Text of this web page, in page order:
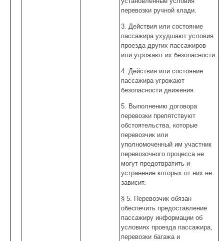
перевозки ручной клади.
3. Действия или состояние
пассажира ухудшают условия
проезда других пассажиров
или угрожают их безопасности.
4. Действия или состояние
пассажира угрожают
безопасности движения.
5. Выполнению договора
перевозки препятствуют
обстоятельства, которые
перевозчик или
уполномоченный им участник
перевозочного процесса не
могут предотвратить и
устранение которых от них не
зависит.
§ 5. Перевозчик обязан
обеспечить предоставление
пассажиру информации об
условиях проезда пассажира,
перевозки багажа и